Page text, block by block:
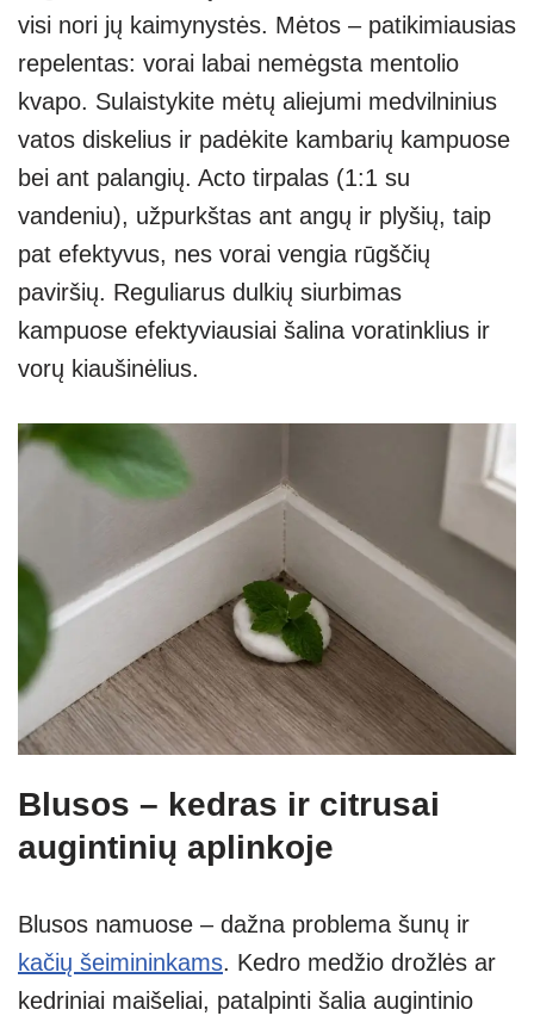
visi nori jų kaimynystės. Mėtos – patikimiausias
repelentas: vorai labai nemėgsta mentolio
kvapo. Sulaistykite mėtų aliejumi medvilninius
vatos diskelius ir padėkite kambarių kampuose
bei ant palangių. Acto tirpalas (1:1 su
vandeniu), užpurkštas ant angų ir plyšių, taip
pat efektyvus, nes vorai vengia rūgščių
paviršių. Reguliarus dulkių siurbimas
kampuose efektyviausiai šalina voratinklius ir
vorų kiaušinėlius.
Blusos – kedras ir citrusai
augintinių aplinkoje
Blusos namuose – dažna problema šunų ir
kačių šeimininkams. Kedro medžio drožlės ar
kedriniai maišeliai, patalpinti šalia augintinio